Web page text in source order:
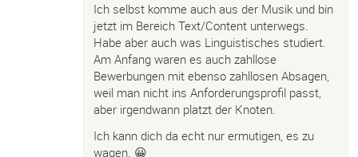
Ich selbst komme auch aus der Musik und bin
jetzt im Bereich Text/Content unterwegs.
Habe aber auch was Linguistisches studiert.
Am Anfang waren es auch zahllose
Bewerbungen mit ebenso zahllosen Absagen,
weil man nicht ins Anforderungsprofil passt,
aber irgendwann platzt der Knoten.
Ich kann dich da echt nur ermutigen, es zu
wagen. 😀